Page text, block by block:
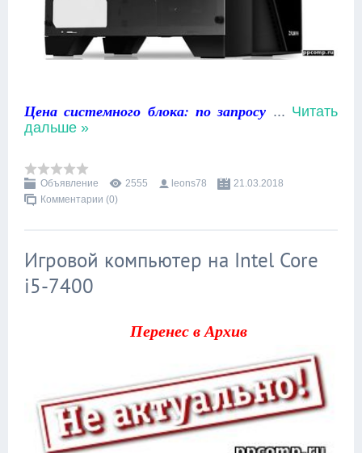
Цена системного блока: по запросу ... Читать
дальше »
Объявление 2555 leons78
21.03.2018
Комментарии (0)
Игровой компьютер на Intel Core
i5-7400
Перенес в Архив